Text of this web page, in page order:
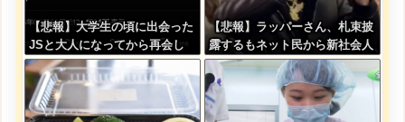
【悲報】大学生の頃に出会った
JSと大人になってから再会し
結婚した男、大炎上してしまう
【悲報】ラッパーさん、札束披
露するもネット民から新社会人
の初ボーナスくらいしかないと
笑われる